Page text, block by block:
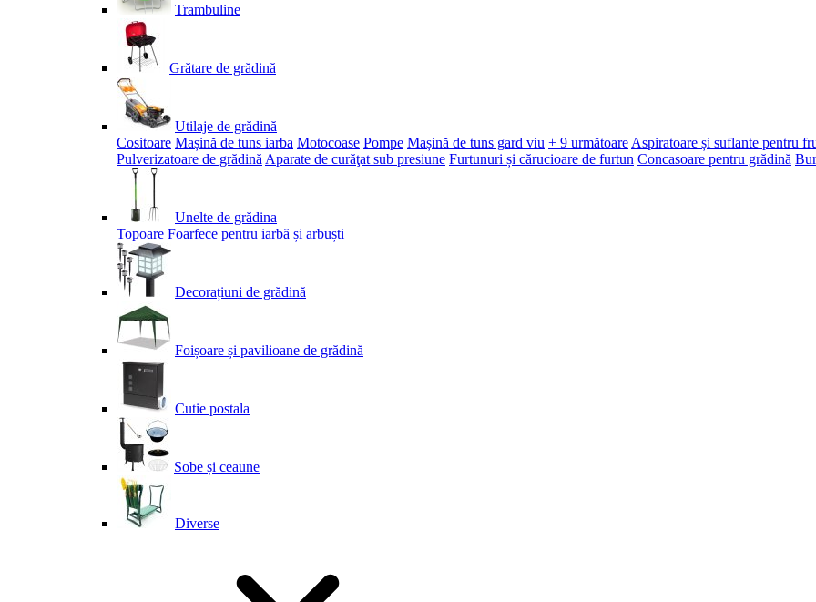
Trambuline
Grătare de grădină
Utilaje de grădină
Cositoare Mașină de tuns iarba Motocoase Pompe Mașină de tuns gard viu + 9 următoare Aspiratoare și suflante pentru
Pulverizatoare de grădină Aparate de curăţat sub presiune Furtunuri și cărucioare de furtun Concasoare pentru grădină
Unelte de grădina
Topoare Foarfece pentru iarbă și arbuști
Decorațiuni de grădină
Foișoare și pavilioane de grădină
Cutie postala
Sobe și ceaune
Diverse